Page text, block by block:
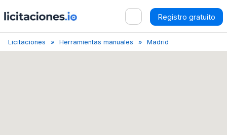
Registro gratuito
Licitaciones Herramientas manuales Madrid